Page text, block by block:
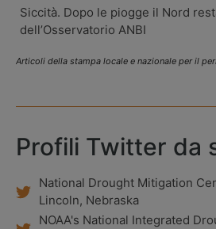
Siccità. Dopo le piogge il Nord
dell’Osservatorio ANBI
Articoli della stampa locale e nazionale per il
Profili Twitter da
National Drought Mitigation
Lincoln, Nebraska
NOAA's National Integrated